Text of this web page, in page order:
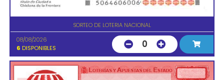
SORTEO DE LOTERIA NACIONAL
08/08/2026
6 DISPONIBLES 0